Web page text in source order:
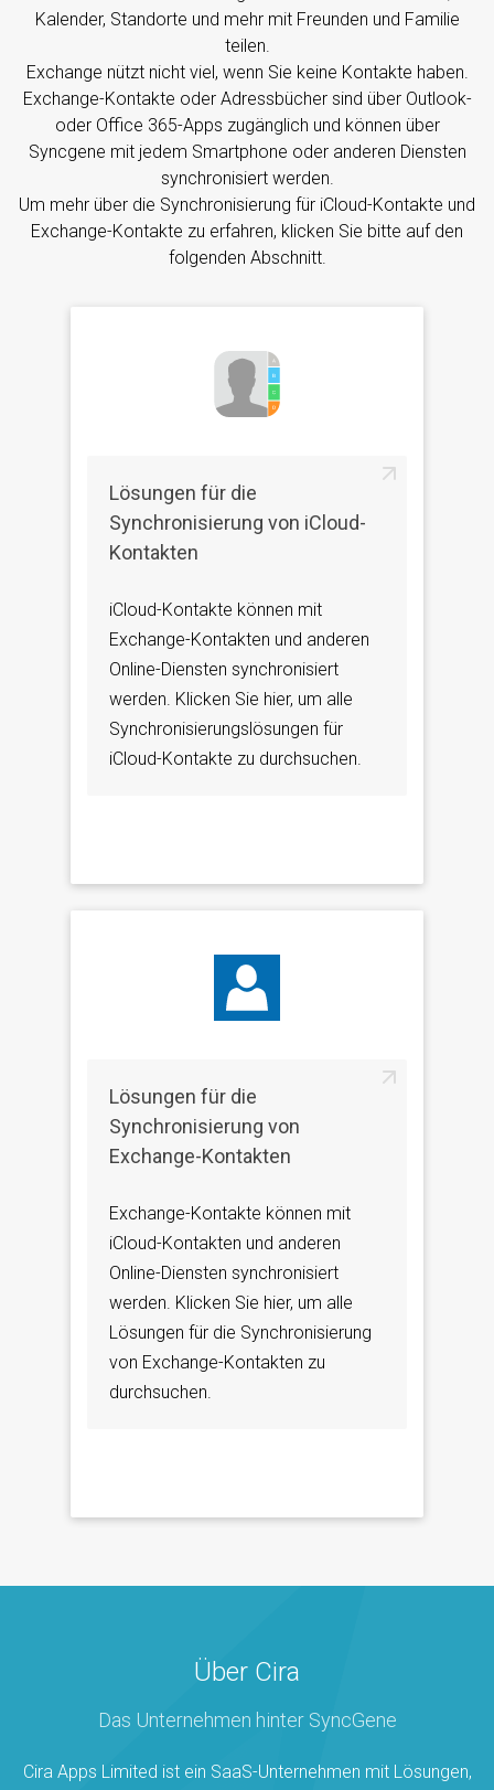
Kalender, Standorte und mehr mit Freunden und Familie
teilen.
Exchange nützt nicht viel, wenn Sie keine Kontakte haben.
Exchange-Kontakte oder Adressbücher sind über Outlook-
oder Office 365-Apps zugänglich und können über
Syncgene mit jedem Smartphone oder anderen Diensten
synchronisiert werden.
Um mehr über die Synchronisierung für iCloud-Kontakte und
Exchange-Kontakte zu erfahren, klicken Sie bitte auf den
folgenden Abschnitt.
Lösungen für die
Synchronisierung von iCloud-
Kontakten
iCloud-Kontakte können mit
Exchange-Kontakten und anderen
Online-Diensten synchronisiert
werden. Klicken Sie hier, um alle
Synchronisierungslösungen für
iCloud-Kontakte zu durchsuchen.
Lösungen für die
Synchronisierung von
Exchange-Kontakten
Exchange-Kontakte können mit
iCloud-Kontakten und anderen
Online-Diensten synchronisiert
werden. Klicken Sie hier, um alle
Lösungen für die Synchronisierung
von Exchange-Kontakten zu
durchsuchen.
Über Cira
Das Unternehmen hinter SyncGene
Cira Apps Limited ist ein SaaS-Unternehmen mit Lösungen,